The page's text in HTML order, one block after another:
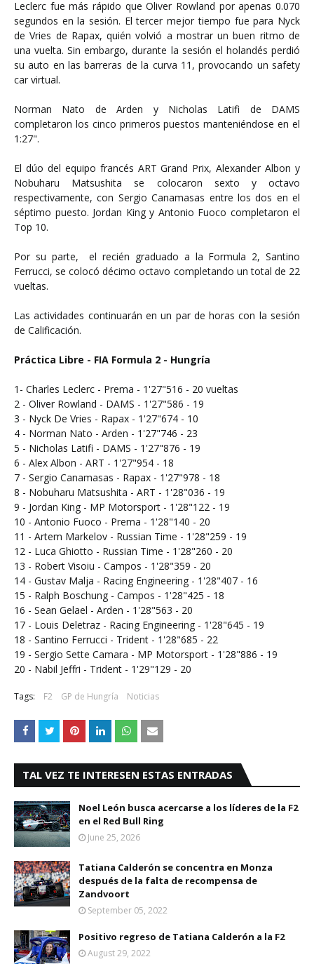
Leclerc fue más rápido que Oliver Rowland por apenas 0.070
segundos en la sesión. El tercer mejor tiempo fue para Nyck
de Vries de Rapax, quién volvió a mostrar un buen ritmo de
una vuelta. Sin embargo, durante la sesión el holandés perdió
su auto en las barreras de la curva 11, provocando un safety
car virtual.
Norman Nato de Arden y Nicholas Latifi de DAMS
completaron los cinco primeros puestos manteniéndose en el
1:27".
El dúo del equipo francés ART Grand Prix, Alexander Albon y
Nobuharu Matsushita se colocaron sexto y octavo
respectivamente, con Sergio Canamasas entre los dos en el
séptimo puesto. Jordan King y Antonio Fuoco completaron el
Top 10.
Por su parte, el recién graduado a la Formula 2, Santino
Ferrucci, se colocó décimo octavo completando un total de 22
vueltas.
Las actividades continuarán en un par de horas con la sesión
de Calificación.
Práctica Libre - FIA Formula 2 - Hungría
1- Charles Leclerc - Prema - 1'27"516 - 20 vueltas
2 - Oliver Rowland - DAMS - 1'27"586 - 19
3 - Nyck De Vries - Rapax - 1'27"674 - 10
4 - Norman Nato - Arden - 1'27"746 - 23
5 - Nicholas Latifi - DAMS - 1'27"876 - 19
6 - Alex Albon - ART - 1'27"954 - 18
7 - Sergio Canamasas - Rapax - 1'27"978 - 18
8 - Nobuharu Matsushita - ART - 1'28"036 - 19
9 - Jordan King - MP Motorsport - 1'28"122 - 19
10 - Antonio Fuoco - Prema - 1'28"140 - 20
11 - Artem Markelov - Russian Time - 1'28"259 - 19
12 - Luca Ghiotto - Russian Time - 1'28"260 - 20
13 - Robert Visoiu - Campos - 1'28"359 - 20
14 - Gustav Malja - Racing Engineering - 1'28"407 - 16
15 - Ralph Boschung - Campos - 1'28"425 - 18
16 - Sean Gelael - Arden - 1'28"563 - 20
17 - Louis Deletraz - Racing Engineering - 1'28"645 - 19
18 - Santino Ferrucci - Trident - 1'28"685 - 22
19 - Sergio Sette Camara - MP Motorsport - 1'28"886 - 19
20 - Nabil Jeffri - Trident - 1'29"129 - 20
Tags: F2 GP de Hungría Noticias
TAL VEZ TE INTERESEN ESTAS ENTRADAS
Noel León busca acercarse a los líderes de la F2
en el Red Bull Ring
June 25, 2026
Tatiana Calderón se concentra en Monza
después de la falta de recompensa de
Zandvoort
September 05, 2022
Positivo regreso de Tatiana Calderón a la F2
August 29, 2022